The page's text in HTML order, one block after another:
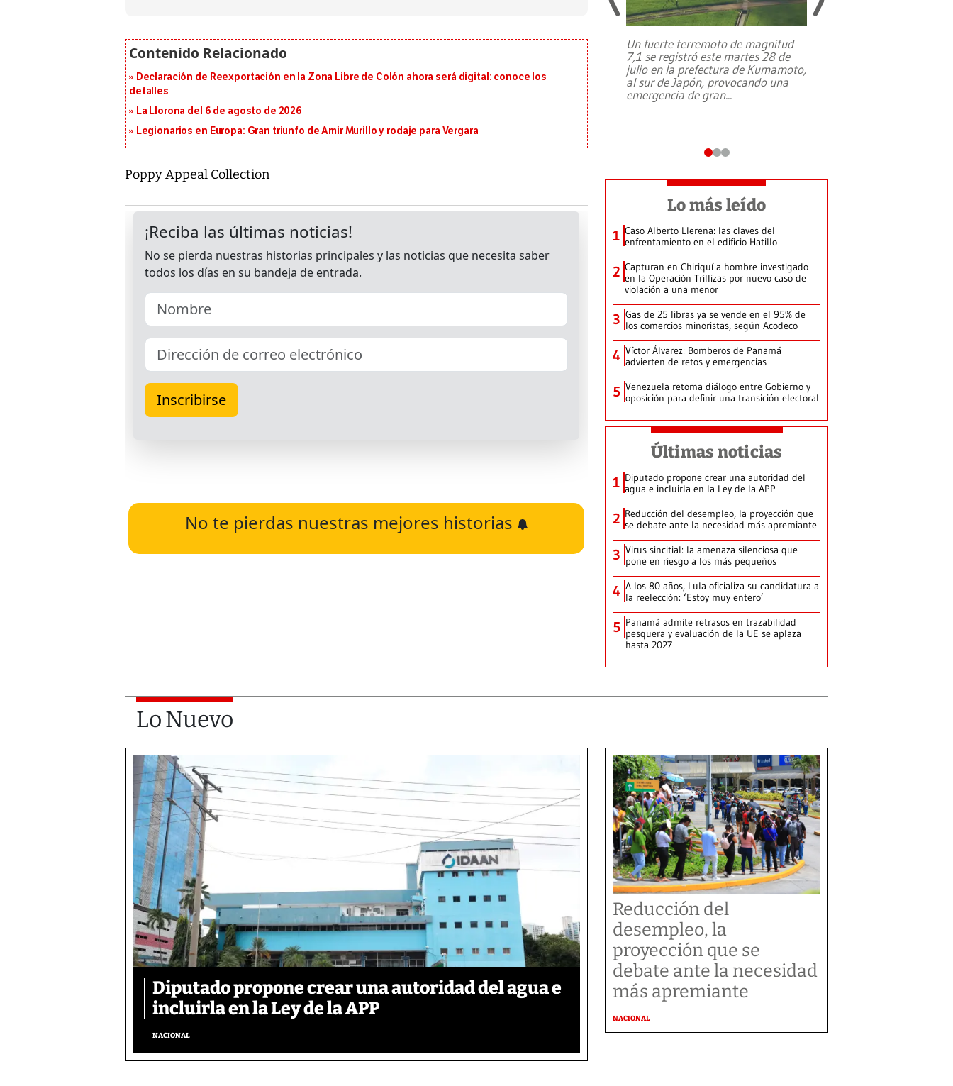
Declaración de Reexportación en la Zona Libre de Colón ahora será digital: conoce los
detalles
La Llorona del 6 de agosto de 2026
Legionarios en Europa: Gran triunfo de Amir Murillo y rodaje para Vergara
Poppy Appeal Collection
No te pierdas nuestras mejores historias
Beneficencia habla de la lotería
clandestina, auditorías internas y su
Un fuerte terremoto de magnitud
7,1 se registró este martes 28 de
julio en la prefectura de Kumamoto,
al sur de Japón, provocando una
emergencia de gran...
Lo más leído
1 Caso Alberto Llerena: las claves del
enfrentamiento en el edificio Hatillo
2 Capturan en Chiriquí a hombre investigado
en la Operación Trillizas por nuevo caso de
violación a una menor
3 Gas de 25 libras ya se vende en el 95% de
los comercios minoristas, según Acodeco
4 Víctor Álvarez: Bomberos de Panamá
advierten de retos y emergencias
5 Venezuela retoma diálogo entre Gobierno y
oposición para definir una transición electoral
Últimas noticias
1 Diputado propone crear una autoridad del
agua e incluirla en la Ley de la APP
2 Reducción del desempleo, la proyección que
se debate ante la necesidad más apremiante
3 Virus sincitial: la amenaza silenciosa que
pone en riesgo a los más pequeños
4 A los 80 años, Lula oficializa su candidatura a
la reelección: ‘Estoy muy entero’
5 Panamá admite retrasos en trazabilidad
pesquera y evaluación de la UE se aplaza
hasta 2027
Lo Nuevo
Diputado propone crear una autoridad del agua e
incluirla en la Ley de la APP
NACIONAL
Reducción del
desempleo, la
proyección que se
debate ante la necesidad
más apremiante
NACIONAL